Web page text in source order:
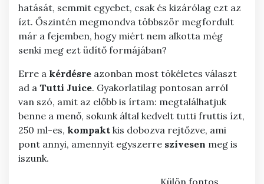
hatását, semmit egyebet, csak és kizárólag ezt az
ízt. Őszintén megmondva többször megfordult
már a fejemben, hogy miért nem alkotta még
senki meg ezt üdítő formájában?
Erre a kérdésre azonban most tökéletes választ
ad a Tutti Juice. Gyakorlatilag pontosan arról
van szó, amit az előbb is írtam: megtalálhatjuk
benne a menő, sokunk által kedvelt tutti fruttis ízt,
250 ml-es, kompakt kis dobozva rejtőzve, ami
pont annyi, amennyit egyszerre szívesen meg is
iszunk.
Külön fontos